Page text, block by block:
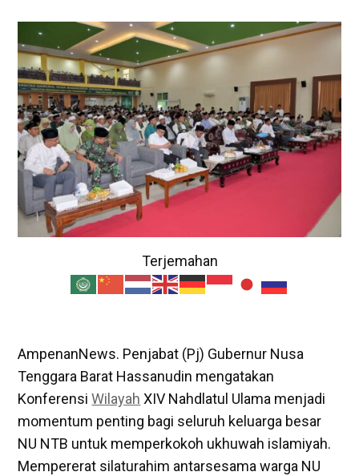
Terjemahan
AmpenanNews. Penjabat (Pj) Gubernur Nusa
Tenggara Barat Hassanudin mengatakan
KonferensiWilayah XIV Nahdlatul Ulama menjadi
momentum penting bagi seluruh keluarga besar
NU NTB untuk memperkokoh ukhuwah islamiyah.
Mempererat silaturahim antarsesama warga NU